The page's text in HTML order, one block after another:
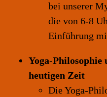
bei unserer
die von 6-8
Einführung
Yoga-Philosophie
heutigen Zeit
Die Yoga-